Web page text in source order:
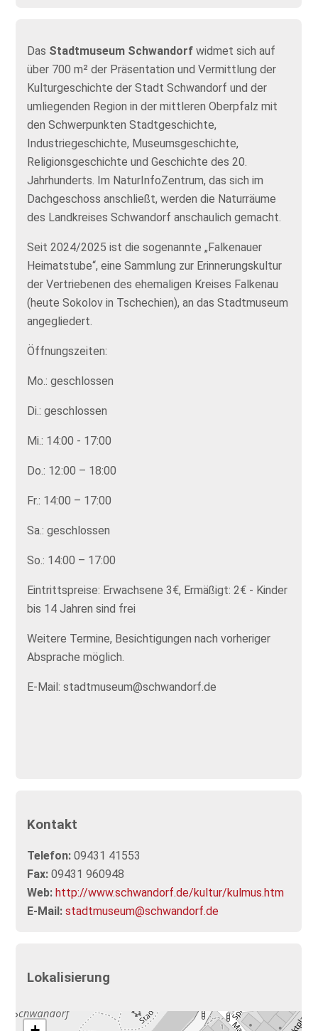
Das Stadtmuseum Schwandorf widmet sich auf
über 700 m² der Präsentation und Vermittlung der
Kulturgeschichte der Stadt Schwandorf und der
umliegenden Region in der mittleren Oberpfalz mit
den Schwerpunkten Stadtgeschichte,
Industriegeschichte, Museumsgeschichte,
Religionsgeschichte und Geschichte des 20.
Jahrhunderts. Im NaturInfoZentrum, das sich im
Dachgeschoss anschließt, werden die Naturräume
des Landkreises Schwandorf anschaulich gemacht.
Seit 2024/2025 ist die sogenannte „Falkenauer
Heimatstube“, eine Sammlung zur Erinnerungskultur
der Vertriebenen des ehemaligen Kreises Falkenau
(heute Sokolov in Tschechien), an das Stadtmuseum
angegliedert.
Öffnungszeiten:
Mo.: geschlossen
Di.: geschlossen
Mi.: 14:00 - 17:00
Do.: 12:00 – 18:00
Fr.: 14:00 – 17:00
Sa.: geschlossen
So.: 14:00 – 17:00
Eintrittspreise: Erwachsene 3€, Ermäßigt: 2€ - Kinder
bis 14 Jahren sind frei
Weitere Termine, Besichtigungen nach vorheriger
Absprache möglich.
E-Mail: stadtmuseum@schwandorf.de
Kontakt
Telefon: 09431 41553
Fax: 09431 960948
Web: http://www.schwandorf.de/kultur/kulmus.htm
E-Mail: stadtmuseum@schwandorf.de
Lokalisierung